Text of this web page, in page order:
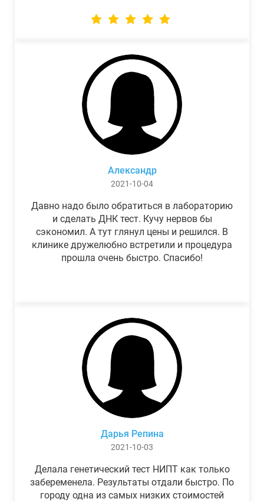
Александр
2021-10-04
Давно надо было обратиться в лабораторию
и сделать ДНК тест. Кучу нервов бы
сэкономил. А тут глянул цены и решился. В
клинике дружелюбно встретили и процедура
прошла очень быстро. Спасибо!
Дарья Репина
2021-10-03
Делала генетический тест НИПТ как только
забеременела. Результаты отдали быстро. По
городу одна из самых низких стоимостей